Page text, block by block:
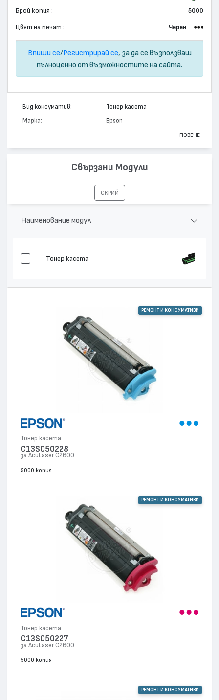
Брой копия : 5000
Цвят на печат : Черен
Впиши се/Регистрирай се, за да се възползваш
пълноценно от възможностите на сайта.
Вид консуматив: Тонер касета
Марка: Epson
Цвят: Черен
5000
ПОВЕЧЕ
Свързани Модули
СКРИЙ
Наименование модул
Тонер касета
РЕМОНТ И КОНСУМАТИВИ
Тонер касета
C13S050228
за AcuLaser C2600
5000 копия
РЕМОНТ И КОНСУМАТИВИ
Тонер касета
C13S050227
за AcuLaser C2600
5000 копия
РЕМОНТ И КОНСУМАТИВИ